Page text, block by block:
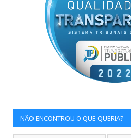
NÃO ENCONTROU O QUE QUERIA?